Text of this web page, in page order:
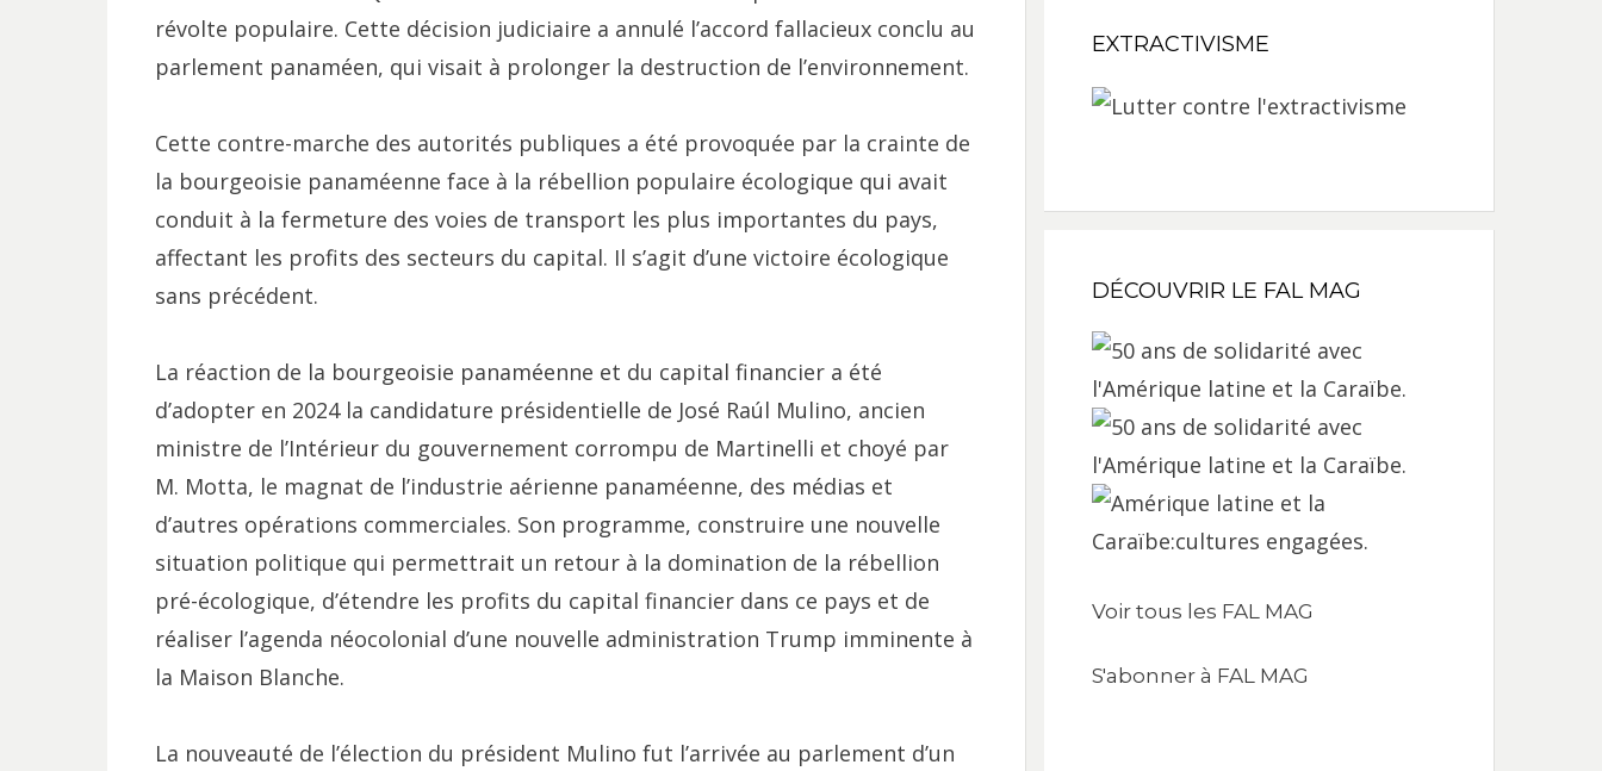
révolte populaire. Cette décision judiciaire a annulé l’accord fallacieux conclu au
parlement panaméen, qui visait à prolonger la destruction de l’environnement.
Cette contre-marche des autorités publiques a été provoquée par la crainte de
la bourgeoisie panaméenne face à la rébellion populaire écologique qui avait
conduit à la fermeture des voies de transport les plus importantes du pays,
affectant les profits des secteurs du capital. Il s’agit d’une victoire écologique
sans précédent.
La réaction de la bourgeoisie panaméenne et du capital financier a été
d’adopter en 2024 la candidature présidentielle de José Raúl Mulino, ancien
ministre de l’Intérieur du gouvernement corrompu de Martinelli et choyé par
M. Motta, le magnat de l’industrie aérienne panaméenne, des médias et
d’autres opérations commerciales. Son programme, construire une nouvelle
situation politique qui permettrait un retour à la domination de la rébellion
pré-écologique, d’étendre les profits du capital financier dans ce pays et de
réaliser l’agenda néocolonial d’une nouvelle administration Trump imminente à
la Maison Blanche.
La nouveauté de l’élection du président Mulino fut l’arrivée au parlement d’un
EXTRACTIVISME
DÉCOUVRIR LE FAL MAG
Voir tous les FAL MAG
S'abonner à FAL MAG